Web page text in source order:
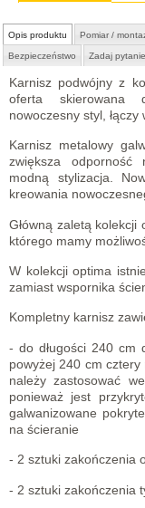
Opis produktu Pomiar /
Bezpieczeństwo Zadaj pytanie
Karnisz podwójny z
oferta skierowana
nowoczesny styl,
Karnisz metalowy
zwiększa odporność
modną stylizacja.
kreowania
Główną zaletą
którego mamy
W kolekcji optima
zamiast wspornika
Kompletny karnisz
- do długości 240 cm
powyżej 240 cm cztery
należy zastosować
ponieważ jest
galwanizowane
na ścieranie
- 2 sztuki zakończenia
- 2 sztuki zakończenia